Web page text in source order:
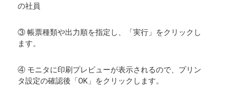
の社員
③ 帳票種類や出力順を指定し、「実行」をクリックし
ます。
④ モニタに印刷プレビューが表示されるので、プリン
タ設定の確認後「OK」をクリックします。